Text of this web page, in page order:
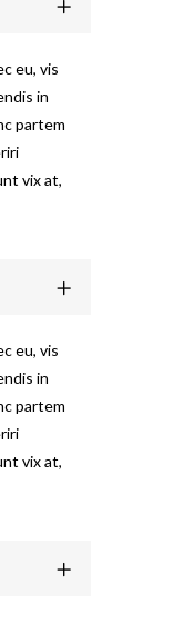
eu, vis
in
partem
vix at,
eu, vis
in
partem
vix at,